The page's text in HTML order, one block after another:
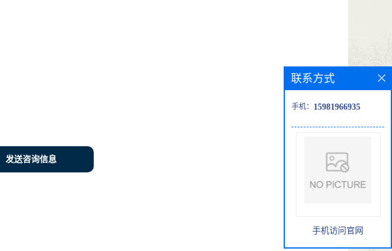
发送咨询信息
联系方式
手机： 15981966935
手机访问官网